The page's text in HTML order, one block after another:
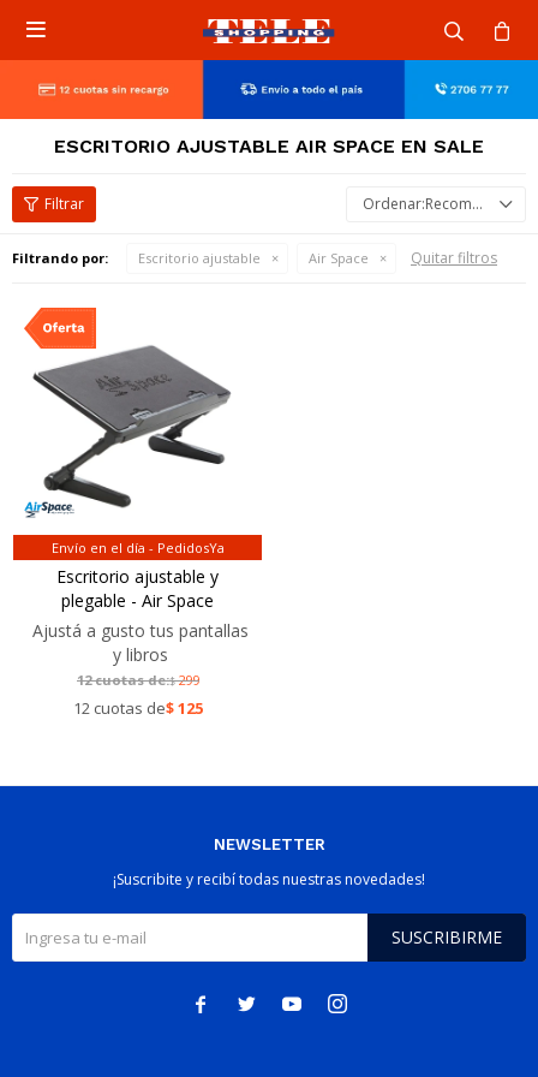

ESCRITORIO AJUSTABLE AIR SPACE EN SALE
Recomendados
Filtrando por: Escritorio ajustable Air Space Quitar filtros
Envío en el día - PedidosYa
Escritorio ajustable y
plegable - Air Space
Ajustá a gusto tus pantallas
y libros
12 cuotas de:$299
12 cuotas de$125
NEWSLETTER
¡Suscribite y recibí todas nuestras novedades!
SUSCRIBIRME
   